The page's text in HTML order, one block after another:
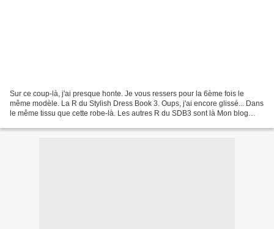
Sur ce coup-là, j'ai presque honte. Je vous ressers pour la 6ème fois le
même modèle. La R du Stylish Dress Book 3. Oups, j'ai encore glissé... Dans
le même tissu que cette robe-là. Les autres R du SDB3 sont là Mon blog